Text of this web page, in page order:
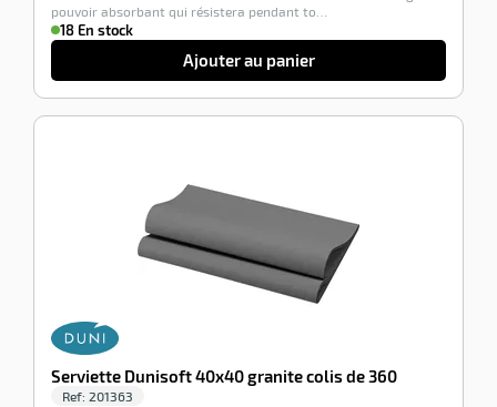
pouvoir absorbant qui résistera pendant to…
18 En stock
Ajouter au panier
Serviette Dunisoft 40x40 granite colis de 360
Ref: 201363